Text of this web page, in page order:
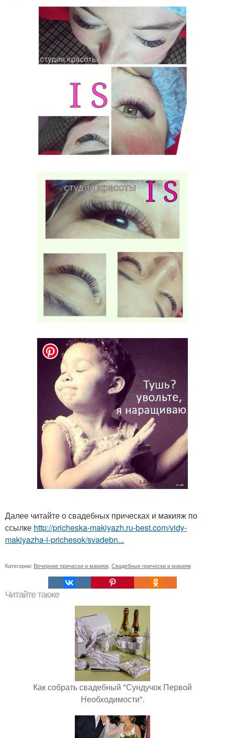
Далее читайте о свадебных прическах и макияж по
ссылке http://pricheska-makiyazh.ru-best.com/vidy-
makiyazha-i-prichesok/svadebn...
Категории: Вечерние прически и макияж Свадебные прически и макияж
Читайте также
Как собрать свадебный "Сундучок Первой
Необходимости".